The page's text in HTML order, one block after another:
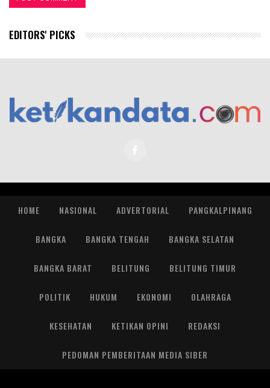
EDITORS' PICKS
HOME NASIONAL ADVERTORIAL PANGKALPINANG
BANGKA BANGKA TENGAH BANGKA SELATAN
BANGKA BARAT BELITUNG BELITUNG TIMUR
POLITIK HUKUM EKONOMI OLAHRAGA
KESEHATAN KETIKAN OPINI REDAKSI
PEDOMAN PEMBERITAAN MEDIA SIBER